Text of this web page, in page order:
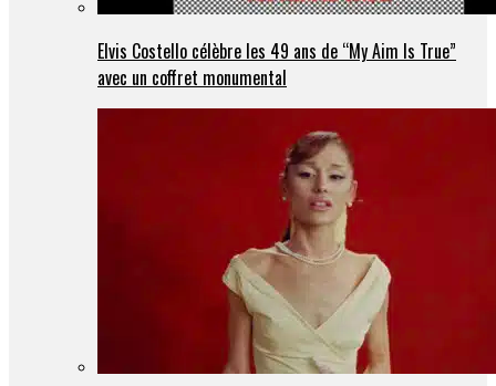
Elvis Costello célèbre les 49 ans de “My Aim Is True”
avec un coffret monumental